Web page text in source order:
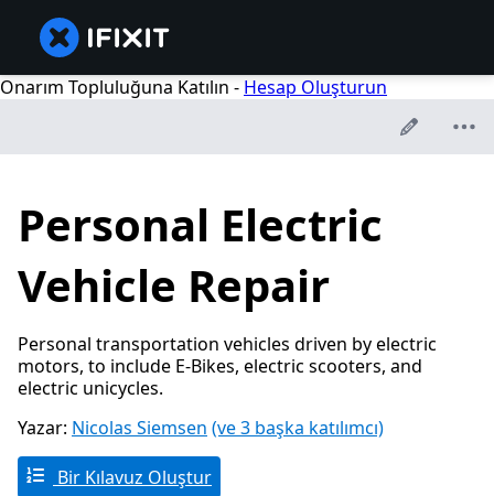
Onarım Topluluğuna Katılın - Hesap Oluşturun
Personal Electric
Vehicle Repair
Personal transportation vehicles driven by electric
motors, to include E-Bikes, electric scooters, and
electric unicycles.
Yazar: Nicolas Siemsen (ve 3 başka katılımcı)
Bir Kılavuz Oluştur